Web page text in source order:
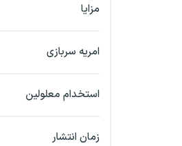
بندرعباس
مزایا
امریه سربازی
استخدام معلولین
زمان انتشار